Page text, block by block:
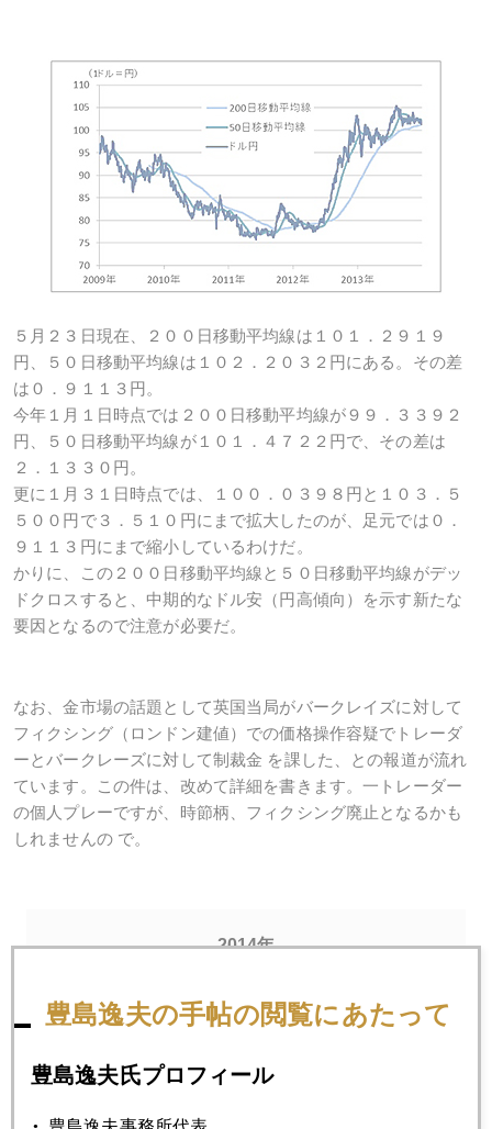
５月２３日現在、２００日移動平均線は１０１．２９１９
円、５０日移動平均線は１０２．２０３２円にある。その差
は０．９１１３円。
今年１月１日時点では２００日移動平均線が９９．３３９２
円、５０日移動平均線が１０１．４７２２円で、その差は
２．１３３０円。
更に１月３１日時点では、１００．０３９８円と１０３．５
５００円で３．５１０円にまで拡大したのが、足元では０．
９１１３円にまで縮小しているわけだ。
かりに、この２００日移動平均線と５０日移動平均線がデッ
ドクロスすると、中期的なドル安（円高傾向）を示す新たな
要因となるので注意が必要だ。
なお、金市場の話題として英国当局がバークレイズに対して
フィクシング（ロンドン建値）での価格操作容疑でトレーダ
ーとバークレーズに対して制裁金 を課した、との報道が流れ
ています。この件は、改めて詳細を書きます。一トレーダー
の個人プレーですが、時節柄、フィクシング廃止となるかも
しれませんの で。
2014年
7月 8月 9月 10月 11月 12月
2014年05月30日
豊島逸夫の手帖の閲覧にあたって
豊島逸夫氏プロフィール